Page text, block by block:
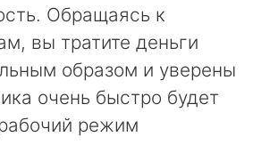
Обращаясь к
вы тратите деньги
образом и уверены
очень быстро будет
режим